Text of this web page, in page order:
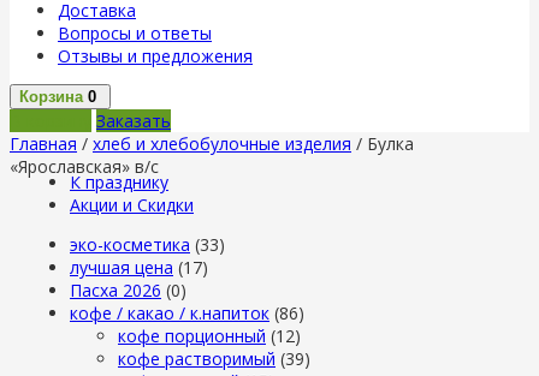
Доставка
Вопросы и ответы
Отзывы и предложения
Корзина 0
Заказать
Главная / хлеб и хлебобулочные изделия / Булка
«Ярославская» в/с
К празднику
Акции и Скидки
эко-косметика (33)
лучшая цена (17)
Пасха 2026 (0)
кофе / какао / к.напиток (86)
кофе порционный (12)
кофе растворимый (39)